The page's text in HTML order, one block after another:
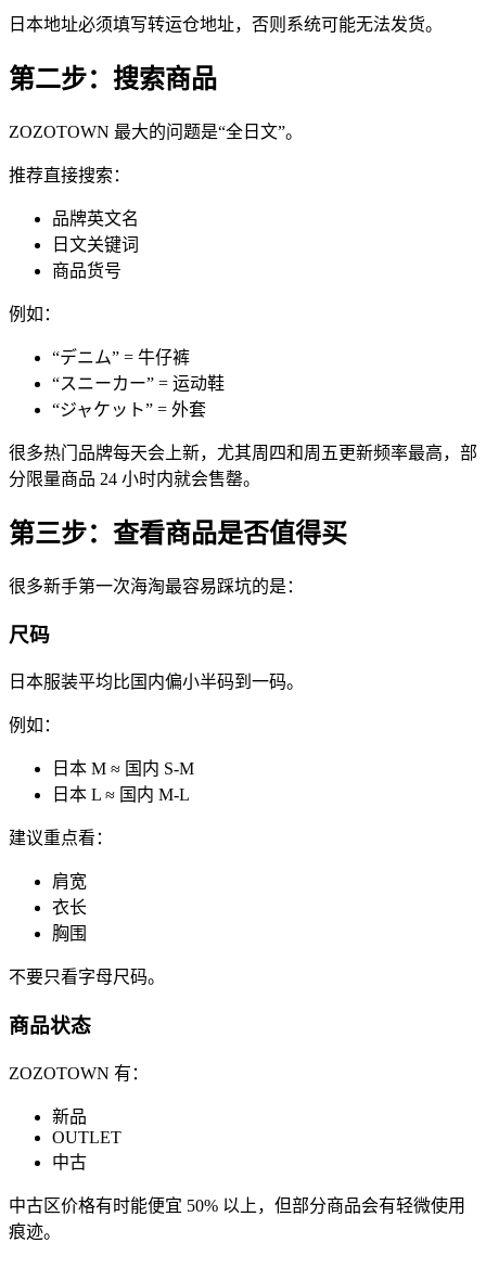
日本地址必须填写转运仓地址，否则系统可能无法发货。
第二步：搜索商品
ZOZOTOWN 最大的问题是“全日文”。
推荐直接搜索：
品牌英文名
日文关键词
商品货号
例如：
“デニム” = 牛仔裤
“スニーカー” = 运动鞋
“ジャケット” = 外套
很多热门品牌每天会上新，尤其周四和周五更新频率最高，部
分限量商品 24 小时内就会售罄。
第三步：查看商品是否值得买
很多新手第一次海淘最容易踩坑的是：
尺码
日本服装平均比国内偏小半码到一码。
例如：
日本 M ≈ 国内 S-M
日本 L ≈ 国内 M-L
建议重点看：
肩宽
衣长
胸围
不要只看字母尺码。
商品状态
ZOZOTOWN 有：
新品
OUTLET
中古
中古区价格有时能便宜 50% 以上，但部分商品会有轻微使用
痕迹。